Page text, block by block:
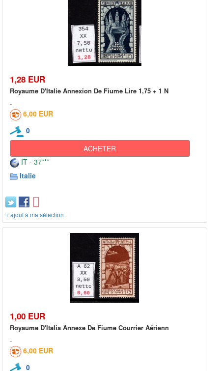
1,28 EUR
Royaume D'Italie Annexion De Fiume Lire 1,75 + 1 N
6,00 EUR
0
ACHETER
IT - 37***
Italie
+ ajout à ma sélection
1,00 EUR
Royaume D'Italia Annexe De Fiume Courrier Aérienn
6,00 EUR
0